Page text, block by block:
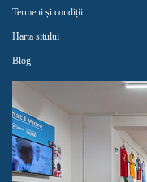
Termeni și condiții
Harta sitului
Blog